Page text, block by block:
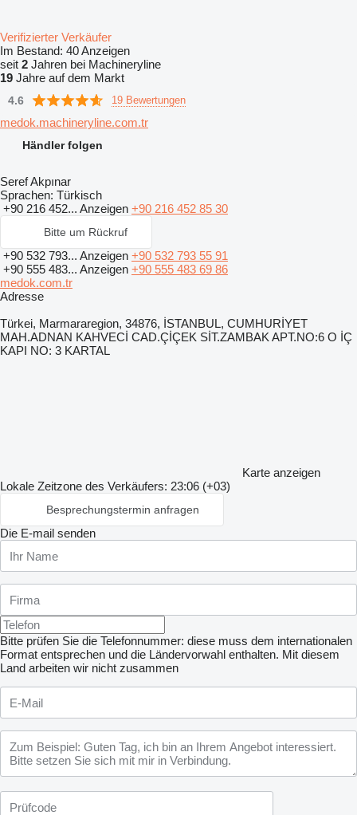
Verifizierter Verkäufer
Im Bestand: 40 Anzeigen
seit 2 Jahren bei Machineryline
19 Jahre auf dem Markt
4.6 19 Bewertungen
medok.machineryline.com.tr
Händler folgen
Seref Akpınar
Sprachen: Türkisch
+90 216 452... Anzeigen +90 216 452 85 30
Bitte um Rückruf
+90 532 793... Anzeigen +90 532 793 55 91
+90 555 483... Anzeigen +90 555 483 69 86
medok.com.tr
Adresse
Türkei, Marmararegion, 34876, İSTANBUL, CUMHURİYET
MAH.ADNAN KAHVECİ CAD.ÇİÇEK SİT.ZAMBAK APT.NO:6 O İÇ
KAPI NO: 3 KARTAL
Karte anzeigen
Lokale Zeitzone des Verkäufers: 23:06 (+03)
Besprechungstermin anfragen
Die E-mail senden
Bitte prüfen Sie die Telefonnummer: diese muss dem internationalen
Format entsprechen und die Ländervorwahl enthalten. Mit diesem
Land arbeiten wir nicht zusammen